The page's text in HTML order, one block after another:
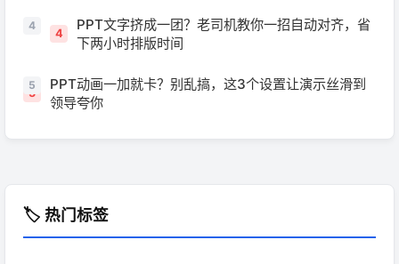
4
PPT文字挤成一团？老司机教你一招自动对齐，省
下两小时排版时间
5
PPT动画一加就卡？别乱搞，这3个设置让演示丝滑到
领导夸你
🏷️ 热门标签